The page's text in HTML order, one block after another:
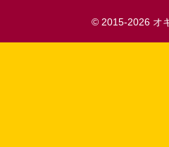
© 2015-2026 オ